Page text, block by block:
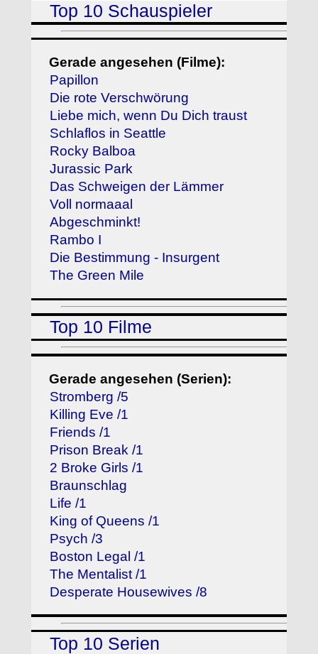
Top 10 Schauspieler
Gerade angesehen (Filme):
Papillon
Die rote Verschwörung
Liebe mich, wenn Du Dich traust
Schlaflos in Seattle
Rocky Balboa
Jurassic Park
Das Schweigen der Lämmer
Voll normaaal
Abgeschminkt!
Rambo I
Die Bestimmung - Insurgent
The Green Mile
Top 10 Filme
Gerade angesehen (Serien):
Stromberg /5
Killing Eve /1
Friends /1
Prison Break /1
2 Broke Girls /1
Braunschlag
Life /1
King of Queens /1
Psych /3
Boston Legal /1
The Mentalist /1
Desperate Housewives /8
Top 10 Serien